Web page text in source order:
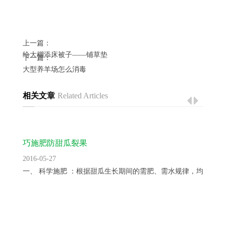
上一篇：
给大棚添床被子——铺草垫
下一篇：
大型养羊场怎么消毒
相关文章 Related Articles
巧施肥防甜瓜裂果
2016-05-27
一、 科学施肥 ：根据甜瓜生长期间的需肥、需水规律，均衡供...